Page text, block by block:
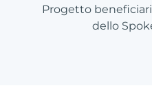
Progetto
dello